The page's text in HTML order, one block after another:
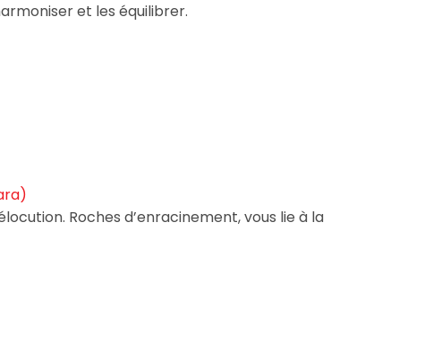
et les équilibrer.
Roches d’enracinement, vous lie à la